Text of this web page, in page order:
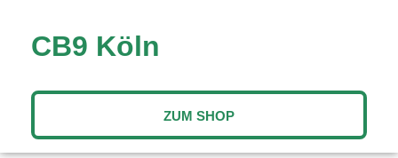
CB9 Köln
ZUM SHOP